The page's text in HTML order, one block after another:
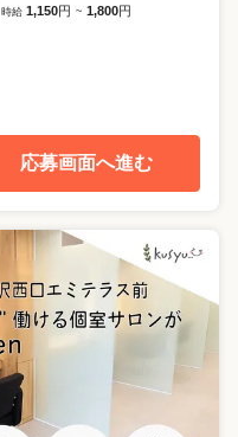
時給 1,150円 ~ 1,800円
応募画面へ進む